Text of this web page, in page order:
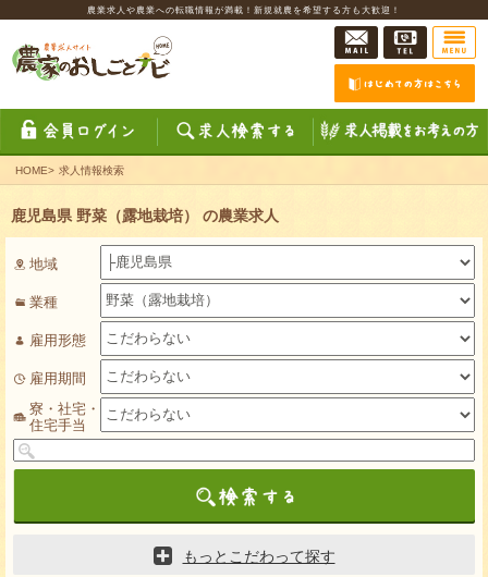
農業求人や農業への転職情報が満載！新規就農を希望する方も大歓迎！
HOME> 求人情報検索
鹿児島県 野菜（露地栽培） の農業求人
地域
業種
雇用形態
雇用期間
寮・社宅・
住宅手当
もっとこだわって探す